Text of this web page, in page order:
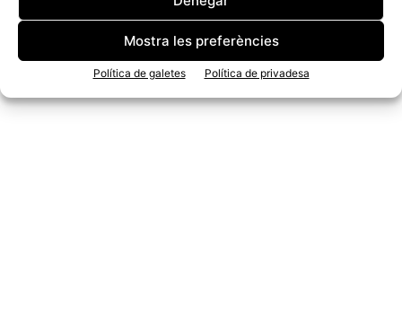
Mostra les preferències
Política de galetes Política de privadesa